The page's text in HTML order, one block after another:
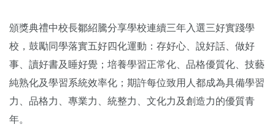
頒獎典禮中校長鄒紹騰分享學校連續三年入選三好實踐學
校，鼓勵同學落實五好四化運動：存好心、說好話、做好
事、讀好書及睡好覺；培養學習正常化、品格優質化、技藝
純熟化及學習系統效率化；期許每位致用人都成為具備學習
力、品格力、專業力、統整力、文化力及創造力的優質青
年。